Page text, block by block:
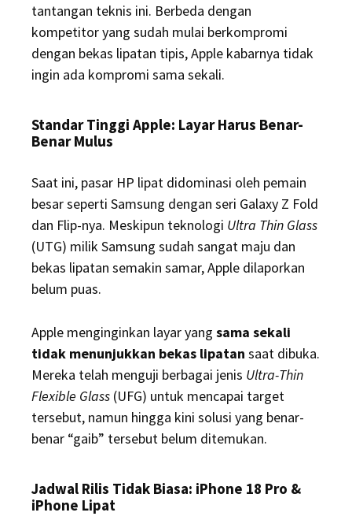
tantangan teknis ini. Berbeda dengan
kompetitor yang sudah mulai berkompromi
dengan bekas lipatan tipis, Apple kabarnya tidak
ingin ada kompromi sama sekali.
Standar Tinggi Apple: Layar Harus Benar-
Benar Mulus
Saat ini, pasar HP lipat didominasi oleh pemain
besar seperti Samsung dengan seri Galaxy Z Fold
dan Flip-nya. Meskipun teknologi Ultra Thin Glass
(UTG) milik Samsung sudah sangat maju dan
bekas lipatan semakin samar, Apple dilaporkan
belum puas.
Apple menginginkan layar yang sama sekali
tidak menunjukkan bekas lipatan saat dibuka.
Mereka telah menguji berbagai jenis Ultra-Thin
Flexible Glass (UFG) untuk mencapai target
tersebut, namun hingga kini solusi yang benar-
benar “gaib” tersebut belum ditemukan.
Jadwal Rilis Tidak Biasa: iPhone 18 Pro &
iPhone Lipat